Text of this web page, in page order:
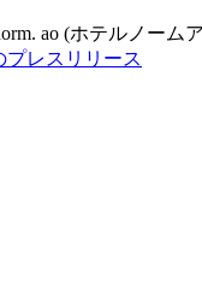
ao (ホテルノーム
プレスリリース